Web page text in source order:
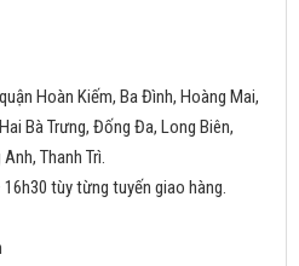
Hoàn Kiếm, Ba Đình, Hoàng Mai,
Bà Trưng, Đống Đa, Long Biên,
Thanh Trì.
tùy từng tuyến giao hàng.